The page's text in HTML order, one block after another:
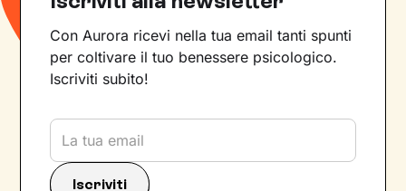
Con Aurora ricevi nella tua email tanti spunti
per coltivare il tuo benessere psicologico.
Iscriviti subito!